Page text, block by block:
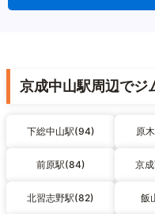
京成中山駅周辺でジ
下総中山駅(94) 原
前原駅(84) 京
北習志野駅(82) 飯